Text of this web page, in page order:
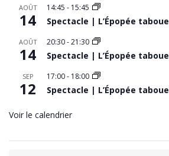
AOÛT
14
14:45 - 15:45
Spectacle | L’Épopée taboue
AOÛT
14
20:30-21:30
Spectacle | L’Épopée taboue
SEP
12
17:00- 18:00
Spectacle | L’Épopée taboue
Voir le calendrier